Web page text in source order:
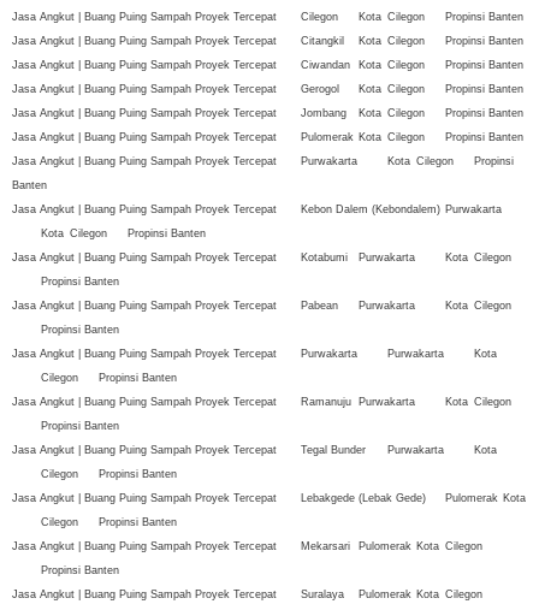
Jasa Angkut | Buang Puing Sampah Proyek Tercepat
Cilegon Kota Cilegon
Propinsi Banten
Jasa Angkut | Buang Puing Sampah Proyek Tercepat
Citangkil Kota Cilegon
Propinsi Banten
Jasa Angkut | Buang Puing Sampah Proyek Tercepat
Ciwandan Kota Cilegon
Propinsi Banten
Jasa Angkut | Buang Puing Sampah Proyek Tercepat
Gerogol Kota Cilegon
Propinsi Banten
Jasa Angkut | Buang Puing Sampah Proyek Tercepat
Jombang Kota Cilegon
Propinsi Banten
Jasa Angkut | Buang Puing Sampah Proyek Tercepat
Pulomerak Kota Cilegon
Propinsi Banten
Jasa Angkut | Buang Puing Sampah Proyek Tercepat
Purwakarta Kota Cilegon
Propinsi
Banten
Jasa Angkut | Buang Puing Sampah Proyek Tercepat
Kebon Dalem (Kebondalem) Purwakarta
Kota Cilegon
Propinsi Banten
Jasa Angkut | Buang Puing Sampah Proyek Tercepat
Kotabumi Purwakarta Kota Cilegon
Propinsi Banten
Jasa Angkut | Buang Puing Sampah Proyek Tercepat
Pabean Purwakarta Kota Cilegon
Propinsi Banten
Jasa Angkut | Buang Puing Sampah Proyek Tercepat
Purwakarta Purwakarta
Kota
Cilegon
Propinsi Banten
Jasa Angkut | Buang Puing Sampah Proyek Tercepat
Ramanuju Purwakarta Kota Cilegon
Propinsi Banten
Jasa Angkut | Buang Puing Sampah Proyek Tercepat
Tegal Bunder Purwakarta
Kota
Cilegon
Propinsi Banten
Jasa Angkut | Buang Puing Sampah Proyek Tercepat
Lebakgede (Lebak Gede) Pulomerak Kota
Cilegon
Propinsi Banten
Jasa Angkut | Buang Puing Sampah Proyek Tercepat
Mekarsari Pulomerak Kota Cilegon
Propinsi Banten
Jasa Angkut | Buang Puing Sampah Proyek Tercepat
Suralaya Pulomerak Kota Cilegon